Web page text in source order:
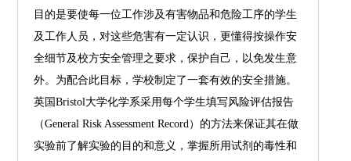
目的是要使每一位工作涉及有害物品和危险工序的学生
及工作人员，对这些危害有一定认识，更懂得按操作安
全细节及校方安全管理之要求，保护自己，以免发生意
外。为配合此目标，学校制定了一套有效的安全措施。
英国Bristol大学化学系采用每个学生填写风险评估报告
（General Risk Assessment Record）的方法来保证其在做
实验前了解实验的目的和意义，掌握所用试剂的毒性和